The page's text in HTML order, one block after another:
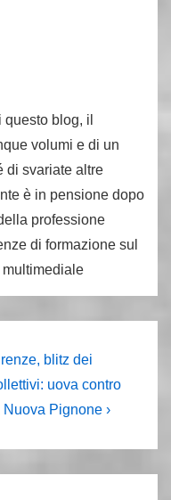
blog, il
volumi e di un
di svariate altre
è in pensione dopo
professione
di formazione sul
blitz dei
uova contro
Nuova Pignone ›